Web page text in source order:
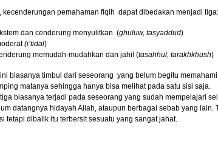
kecenderungan pemahaman fiqih dapat dibedakan menjadi tiga:
dan cenderung menyulitkan (ghuluw, tasyaddud)
(i’tidal)
memudah-mudahkan dan jahil (tasahhul, tarakhkhush)
biasanya timbul dari seseorang yang belum begitu
matanya sehingga hanya bisa melihat pada satu sisi saja.
biasanya terjadi pada seseorang yang sudah mempelajari
datangnya hidayah Allah, ataupun berbagai sebab yang
tetapi dibalik itu terbersit sesuatu yang sangat jahat.